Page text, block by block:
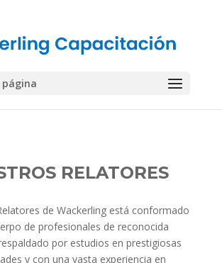
página
RELATORES
de Wackerling está conformado
de profesionales de reconocida
por estudios en prestigiosas
y con una vasta experiencia en